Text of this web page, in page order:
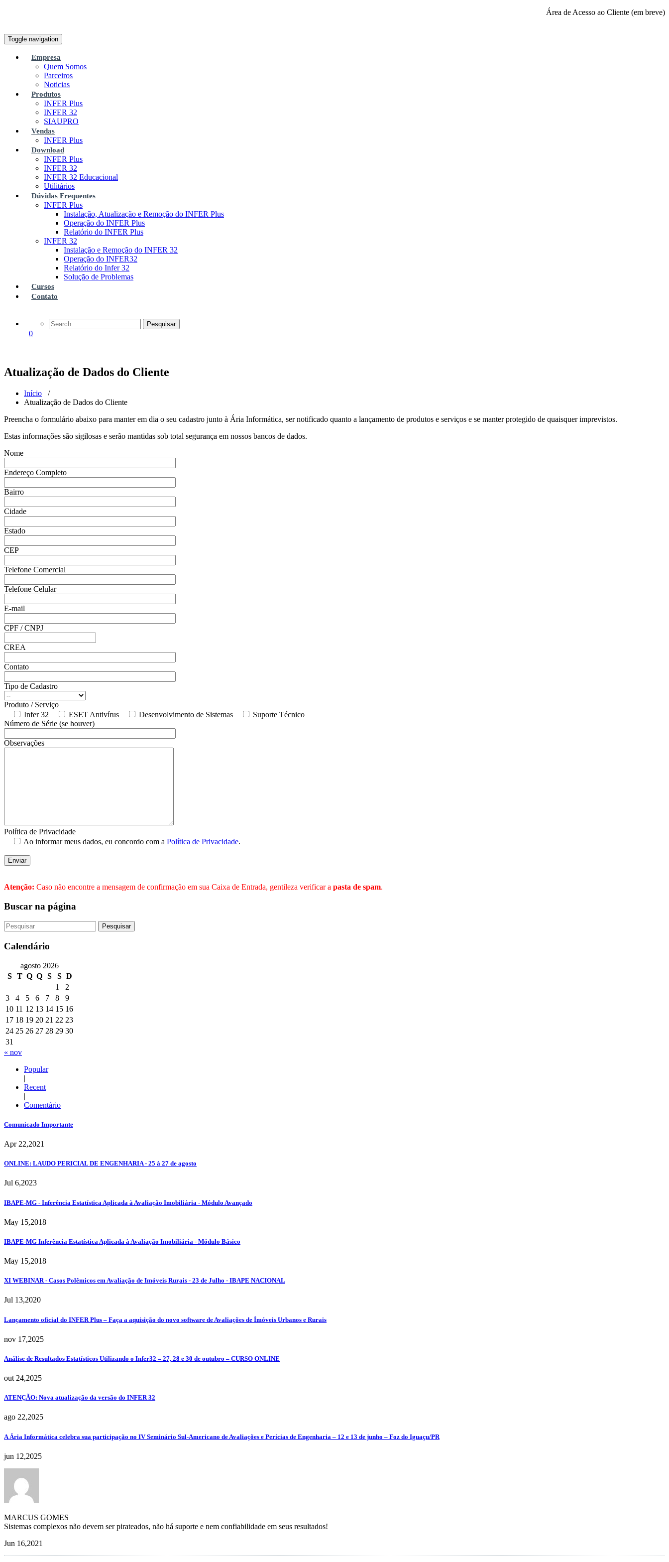
Área de Acesso ao Cliente (em breve)
Toggle navigation
Empresa
Quem Somos
Parceiros
Noticias
Produtos
INFER Plus
INFER 32
SIAUPRO
Vendas
INFER Plus
Download
INFER Plus
INFER 32
INFER 32 Educacional
Utilitários
Dúvidas Frequentes
INFER Plus
Instalação, Atualização e Remoção do INFER Plus
Operação do INFER Plus
Relatório do INFER Plus
INFER 32
Instalação e Remoção do INFER 32
Operação do INFER32
Relatório do Infer 32
Solução de Problemas
Cursos
Contato
0
Atualização de Dados do Cliente
Início /
Atualização de Dados do Cliente
Preencha o formulário abaixo para manter em dia o seu cadastro junto à Ária Informática, ser notificado quanto a lançamento de produtos e serviços e se manter protegido de quaisquer imprevistos.
Estas informações são sigilosas e serão mantidas sob total segurança em nossos bancos de dados.
Nome
Endereço Completo
Bairro
Cidade
Estado
CEP
Telefone Comercial
Telefone Celular
E-mail
CPF / CNPJ
CREA
Contato
Tipo de Cadastro
Produto / Serviço
Infer 32
ESET Antivírus Desenvolvimento de Sistemas
Suporte Técnico
Número de Série (se houver)
Observações
Política de Privacidade
Ao informar meus dados, eu concordo com a Política de Privacidade.
Atenção: Caso não encontre a mensagem de confirmação em sua Caixa de Entrada, gentileza verificar a pasta de spam.
Buscar na página
Calendário
agosto 2026
S
T Q Q S S D
1
2
3
4 5 6 7 8
9
10 11 12 13 14 15 16
17 18 19 20 21 22 23
24 25 26 27 28 29 30
31
« nov
Popular
|
Recent
|
Comentário
Comunicado Importante
Apr 22,2021
ONLINE: LAUDO PERICIAL DE ENGENHARIA - 25 à 27 de agosto
Jul 6,2023
IBAPE-MG - Inferência Estatística Aplicada à Avaliação Imobiliária - Módulo Avançado
May 15,2018
IBAPE-MG Inferência Estatística Aplicada à Avaliação Imobiliária - Módulo Básico
May 15,2018
XI WEBINAR - Casos Polêmicos em Avaliação de Imóveis Rurais - 23 de Julho - IBAPE NACIONAL
Jul 13,2020
Lançamento oficial do INFER Plus – Faça a aquisição do novo software de Avaliações de Ímóveis Urbanos e Rurais
nov 17,2025
Análise de Resultados Estatísticos Utilizando o Infer32 – 27, 28 e 30 de outubro – CURSO ONLINE
out 24,2025
ATENÇÃO: Nova atualização da versão do INFER 32
ago 22,2025
A Ária Informática celebra sua participação no IV Seminário Sul-Americano de Avaliações e Perícias de Engenharia – 12 e 13 de junho – Foz do Iguaçu/PR
jun 12,2025
MARCUS GOMES
Sistemas complexos não devem ser pirateados, não há suporte e nem confiabilidade em seus resultados!
Jun 16,2021